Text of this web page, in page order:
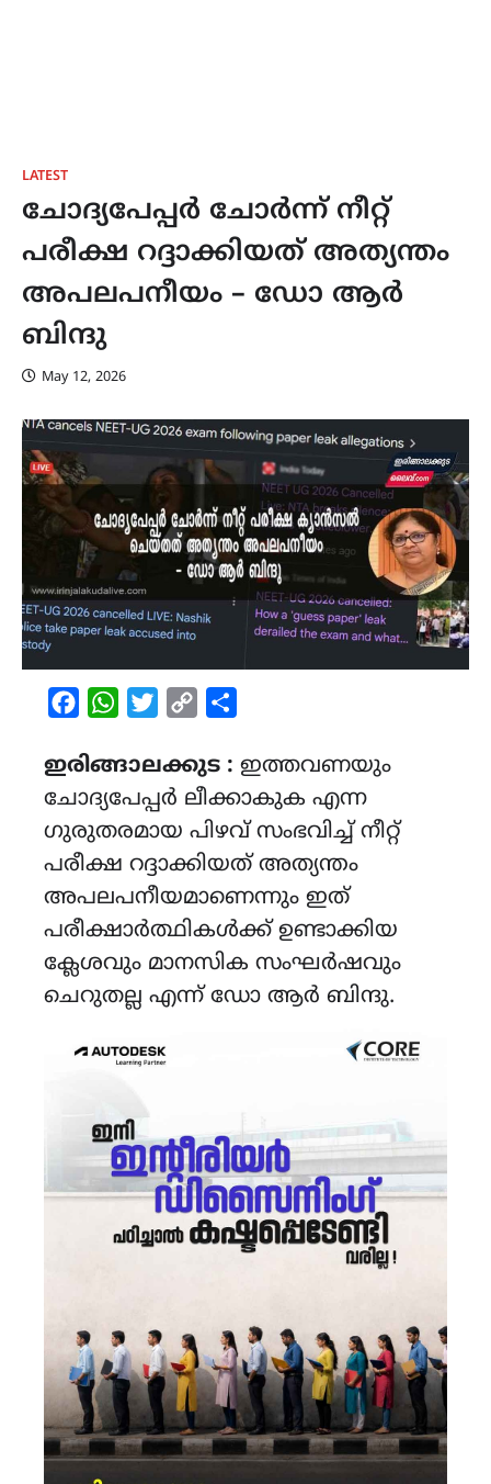
LATEST
ചോദ്യപേപ്പർ ചോർന്ന് നീറ്റ്
പരീക്ഷ റദ്ദാക്കിയത് അത്യന്തം
അപലപനീയം – ഡോ ആർ
ബിന്ദു
May 12, 2026
FacebookWhatsAppTwitterCopy
ഇരിങ്ങാലക്കുട : ഇത്തവണയും
ചോദ്യപേപ്പർ ലീക്കാകുക എന്ന
ഗുരുതരമായ പിഴവ് സംഭവിച്ച് നീറ്റ്
പരീക്ഷ റദ്ദാക്കിയത് അത്യന്തം
അപലപനീയമാണെന്നും ഇത്
പരീക്ഷാർത്ഥികൾക്ക് ഉണ്ടാക്കിയ
ക്ലേശവും മാനസിക സംഘർഷവും
ചെറുതല്ല എന്ന് ഡോ ആർ ബിന്ദു.